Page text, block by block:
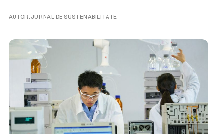
AUTOR. JURNAL DE SUSTENABILITATE